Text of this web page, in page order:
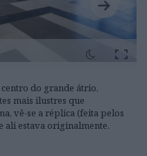
do grande átrio,
mais ilustres que
vê-se a réplica (feita pelos
ali estava originalmente.